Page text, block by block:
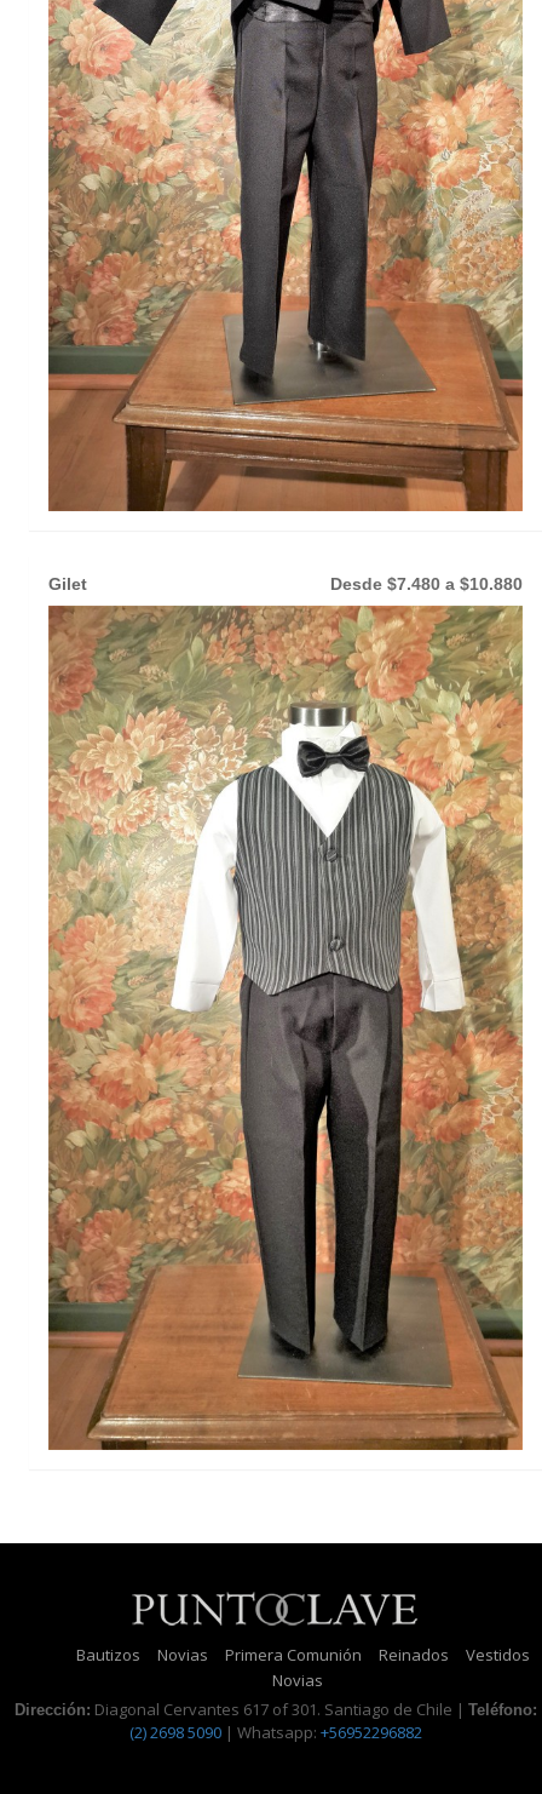
Gilet Desde $7.480 a $10.880
Bautizos Novias Primera Comunión Reinados
Vestidos
Novias
Dirección: Diagonal Cervantes 617 of 301. Santiago de Chile | Teléfono:
(2) 2698 5090 | Whatsapp: +56952296882